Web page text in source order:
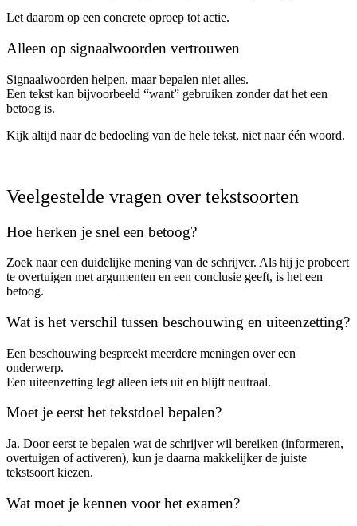
Let daarom op een concrete oproep tot actie.
Alleen op signaalwoorden vertrouwen
Signaalwoorden helpen, maar bepalen niet alles.
Een tekst kan bijvoorbeeld “want” gebruiken zonder dat het een
betoog is.
Kijk altijd naar de bedoeling van de hele tekst, niet naar één woord.
Veelgestelde vragen over tekstsoorten
Hoe herken je snel een betoog?
Zoek naar een duidelijke mening van de schrijver. Als hij je probeert
te overtuigen met argumenten en een conclusie geeft, is het een
betoog.
Wat is het verschil tussen beschouwing en uiteenzetting?
Een beschouwing bespreekt meerdere meningen over een
onderwerp.
Een uiteenzetting legt alleen iets uit en blijft neutraal.
Moet je eerst het tekstdoel bepalen?
Ja. Door eerst te bepalen wat de schrijver wil bereiken (informeren,
overtuigen of activeren), kun je daarna makkelijker de juiste
tekstsoort kiezen.
Wat moet je kennen voor het examen?